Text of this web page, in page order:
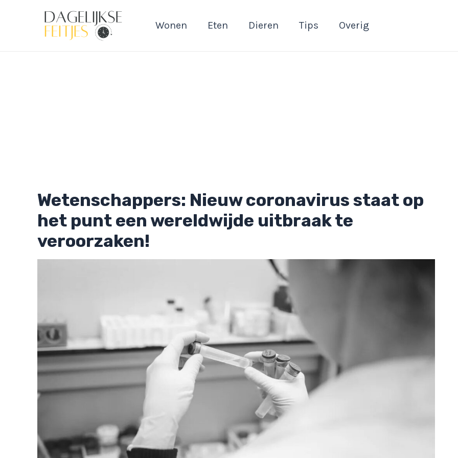
Wonen Eten Dieren Tips Overig
Wetenschappers: Nieuw coronavirus staat op
het punt een wereldwijde uitbraak te
veroorzaken!